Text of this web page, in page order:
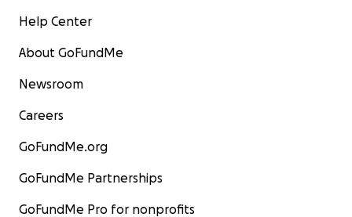
Help Center
About GoFundMe
Newsroom
Careers
GoFundMe.org
GoFundMe Partnerships
GoFundMe Pro for nonprofits